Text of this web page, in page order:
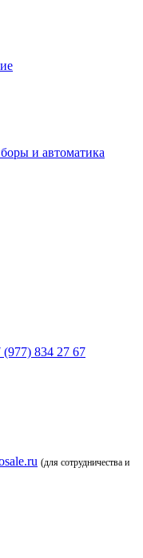
и автоматика
(977) 834 27 67
(для сотрудничества и